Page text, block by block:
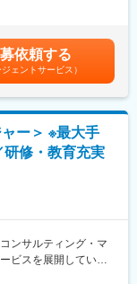
発生することが無い
比較的少数規模に抑
いることであり、強
ー(SV)より、日々の
。全国にSVを配置
ます。
ています。社長をは
ャリアや育成、長期
による）：入社オリ
ることが可能です。
専門育成プログラ
ご参照ください。昇
の評価次第で大幅に
金はあくまでも目安
があります。月給(月
依頼する
ジェントサービス）
ー＞ ※最大手
修・教育充実
ンサルティング・マ
ビスを展開している